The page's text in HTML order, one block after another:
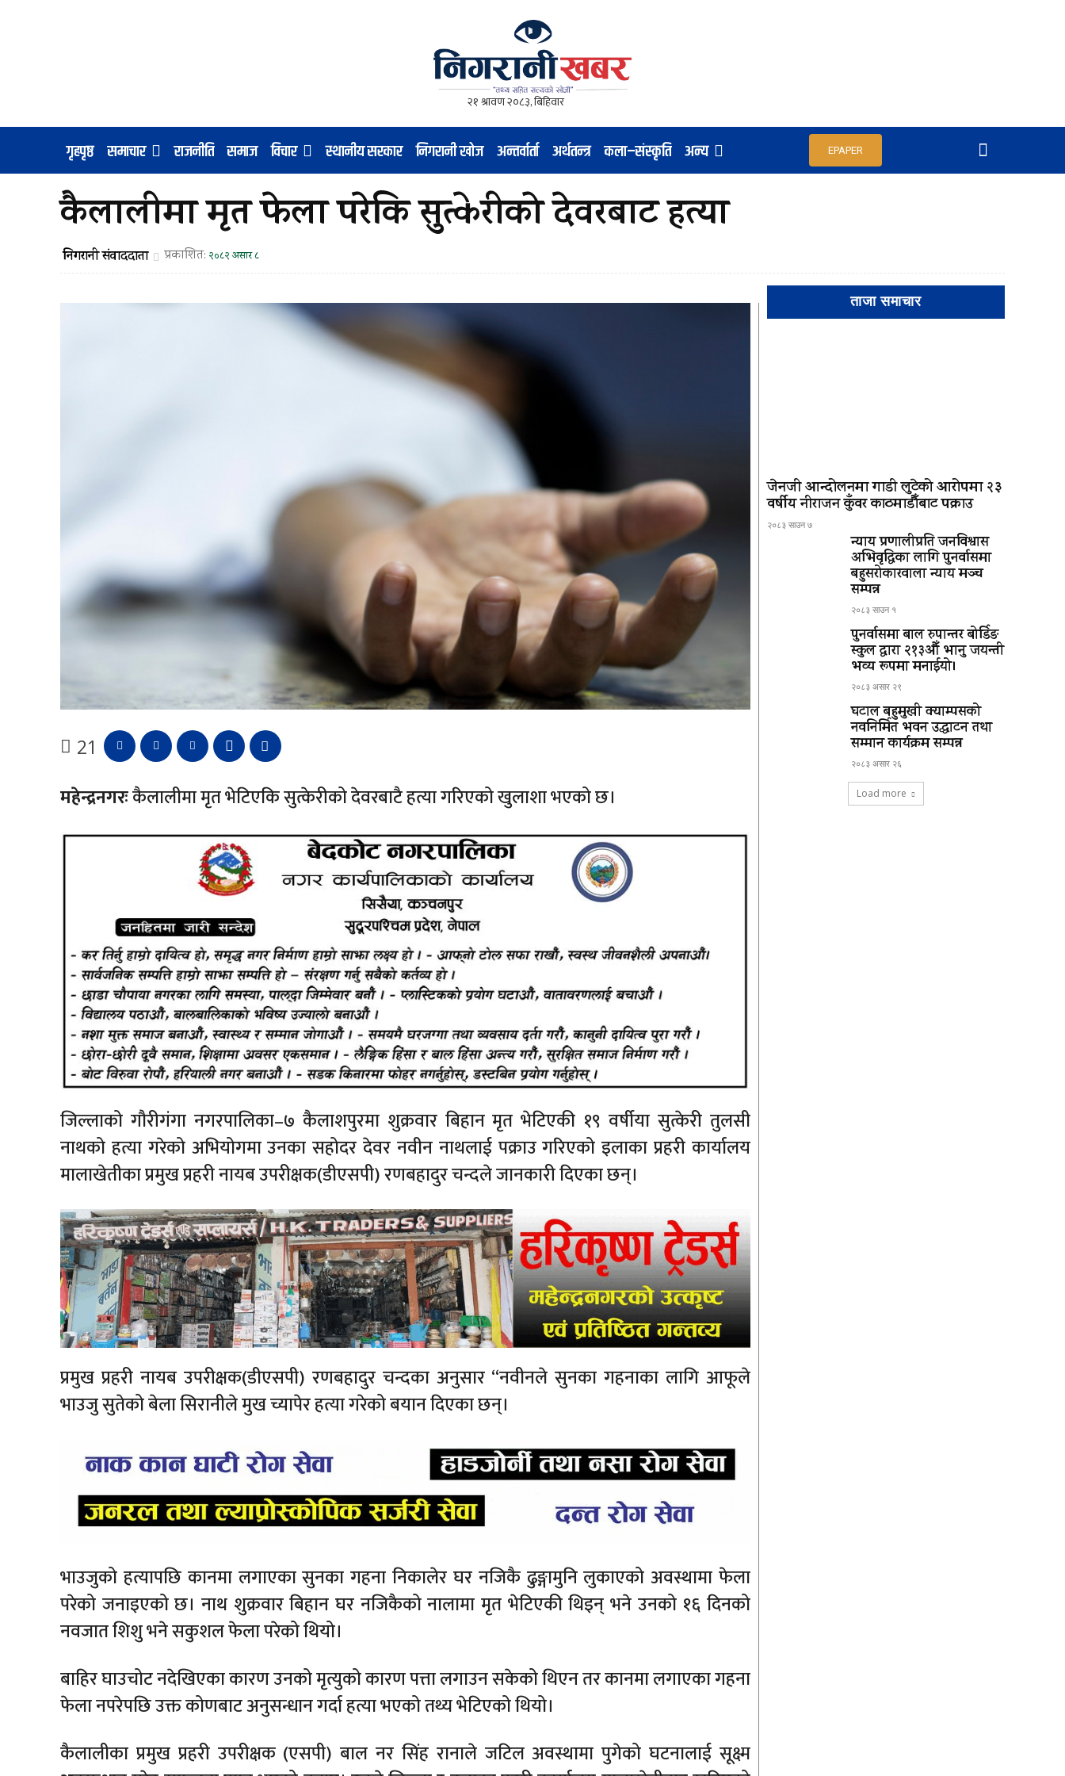
गृहपृष्ठ समाचार राजनीति समाज विचार स्थानीय सरकार निगरानी खोज अन्तर्वार्ता अर्थतन्त्र कला–संस्कृति अन्य EPAPER
कैलालीमा मृत फेला परेकि सुत्केरीको देवरबाट हत्या
निगरानी संवाददाता प्रकाशित: २०८२ असार ८
21
महेन्द्रनगरःकैलालीमा मृत भेटिएकि सुत्केरीको देवरबाटै हत्या गरिएको खुलाशा भएको छ।
जिल्लाको गौरीगंगा नगरपालिका–७ कैलाशपुरमा शुक्रवार बिहान मृत भेटिएकी १९ वर्षीया सुत्केरी तुलसी
नाथको हत्या गरेको अभियोगमा उनका सहोदर देवर नवीन नाथलाई पक्राउ गरिएको इलाका प्रहरी कार्यालय
मालाखेतीका प्रमुख प्रहरी नायब उपरीक्षक(डीएसपी) रणबहादुर चन्दले जानकारी दिएका छन्।
प्रमुख प्रहरी नायब उपरीक्षक(डीएसपी) रणबहादुर चन्दका अनुसार “नवीनले सुनका गहनाका लागि आफूले
भाउजु सुतेको बेला सिरानीले मुख च्यापेर हत्या गरेको बयान दिएका छन्।
भाउजुको हत्यापछि कानमा लगाएका सुनका गहना निकालेर घर नजिकै ढुङ्गामुनि लुकाएको अवस्थामा फेला
परेको जनाइएको छ। नाथ शुक्रवार बिहान घर नजिकैको नालामा मृत भेटिएकी थिइन् भने उनको १६ दिनको
नवजात शिशु भने सकुशल फेला परेको थियो।
बाहिर घाउचोट नदेखिएका कारण उनको मृत्युको कारण पत्ता लगाउन सकेको थिएन तर कानमा लगाएका गहना
फेला नपरेपछि उक्त कोणबाट अनुसन्धान गर्दा हत्या भएको तथ्य भेटिएको थियो।
कैलालीका प्रमुख प्रहरी उपरीक्षक (एसपी) बाल नर सिंह रानाले जटिल अवस्थामा पुगेको घटनालाई सूक्ष्म
ताजा समाचार
जेनजी आन्दोलनमा गाडी लुटेको आरोपमा २३
वर्षीय नीराजन कुँवर काठमाडौँबाट पक्राउ
२०८३ साउन ७
न्याय प्रणालीप्रति जनविश्वास
अभिवृद्धिका लागि पुनर्वासमा
बहुसरोकारवाला न्याय मञ्च
सम्पन्न
२०८३ साउन १
पुनर्वासमा बाल रुपान्तर बोर्डिङ
स्कुल द्धारा २१३औँ भानु जयन्ती
भव्य रूपमा मनाईयो।
२०८३ असार २९
घटाल बहुमुखी क्याम्पसको
नवनिर्मित भवन उद्घाटन तथा
सम्मान कार्यक्रम सम्पन्न
२०८३ असार २६
Load more